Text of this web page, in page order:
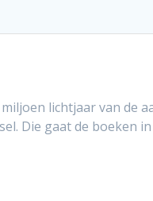
lichtjaar van de
Die gaat de boeken